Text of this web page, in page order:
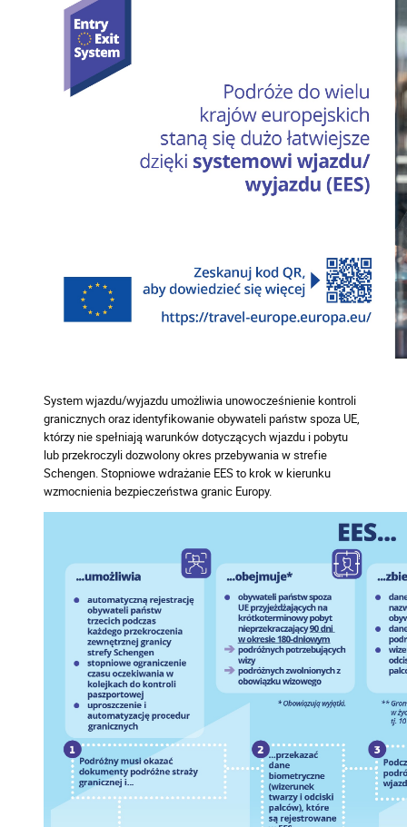
System wjazdu/wyjazdu umożliwia unowocześnienie kontroli
granicznych oraz identyfikowanie obywateli państw spoza UE,
którzy nie spełniają warunków dotyczących wjazdu i pobytu
lub przekroczyli dozwolony okres przebywania w strefie
Schengen. Stopniowe wdrażanie EES to krok w kierunku
wzmocnienia bezpieczeństwa granic Europy.